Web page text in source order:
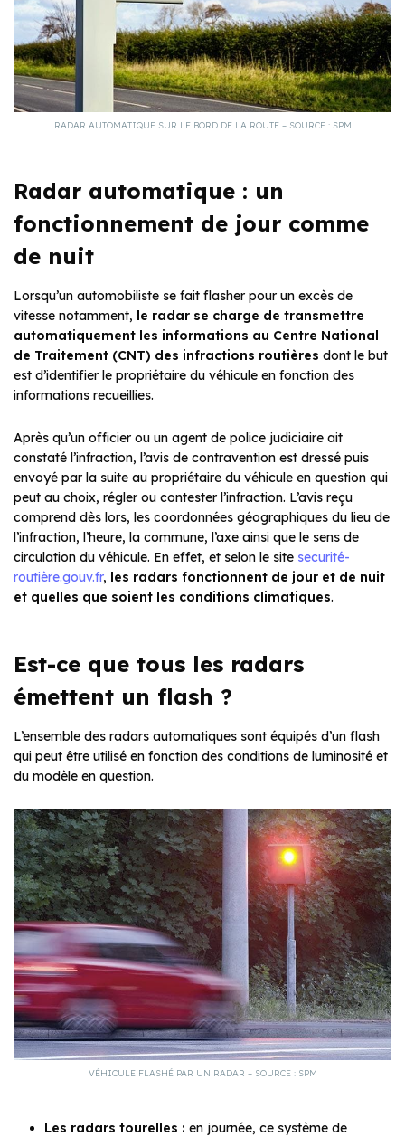
RADAR AUTOMATIQUE SUR LE BORD DE LA ROUTE – SOURCE : SPM
Radar automatique : un
fonctionnement de jour comme
de nuit
Lorsqu’un automobiliste se fait flasher pour un excès de
vitesse notamment, le radar se charge de transmettre
automatiquement les informations au Centre National
de Traitement (CNT) des infractions routières dont le but
est d’identifier le propriétaire du véhicule en fonction des
informations recueillies.
Après qu’un officier ou un agent de police judiciaire ait
constaté l’infraction, l’avis de contravention est dressé puis
envoyé par la suite au propriétaire du véhicule en question qui
peut au choix, régler ou contester l’infraction. L’avis reçu
comprend dès lors, les coordonnées géographiques du lieu de
l’infraction, l’heure, la commune, l’axe ainsi que le sens de
circulation du véhicule. En effet, et selon le site securité-
routière.gouv.fr, les radars fonctionnent de jour et de nuit
et quelles que soient les conditions climatiques.
Est-ce que tous les radars
émettent un flash ?
L’ensemble des radars automatiques sont équipés d’un flash
qui peut être utilisé en fonction des conditions de luminosité et
du modèle en question.
VÉHICULE FLASHÉ PAR UN RADAR – SOURCE : SPM
Les radars tourelles : en journée, ce système de